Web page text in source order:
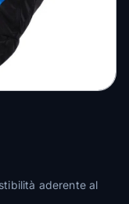
aderente al